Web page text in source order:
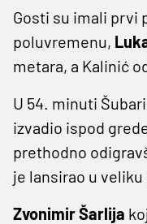
Gosti su imali prvi
poluvremenu,
metara, a Kalinić
U 54. minuti
izvadio ispod
prethodno
je lansirao u
Zvonimir Šarlija